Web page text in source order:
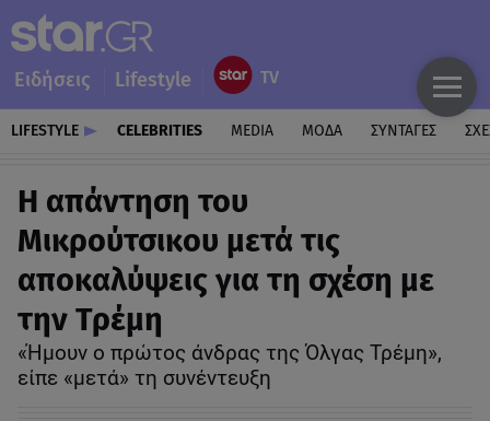
Ειδήσεις Lifestyle
LIFESTYLE CELEBRITIES MEDIA ΜΟΔΑ ΣΥΝΤΑΓΕΣ
Η απάντηση του
Μικρούτσικου μετά τις
αποκαλύψεις για τη σχέση με
την Τρέμη
«Ήμουν ο πρώτος άνδρας της Όλγας Τρέμη»,
είπε «μετά» τη συνέντευξη